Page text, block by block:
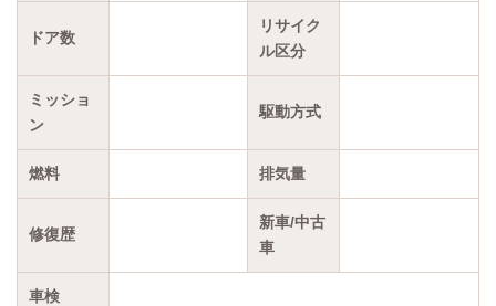
ドア数
リサイク
ル区分
ミッショ
ン
駆動方式
燃料 排気量
修復歴
新車/中古
車
車検